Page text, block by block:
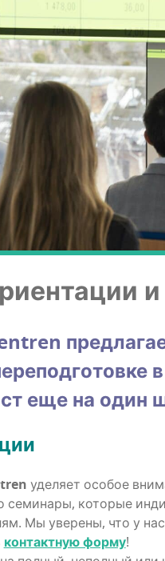
и
еще на один
уде­ля­ет осо­бое
кото­рые
Мы уве­ре­ны, что у
кон­такт­ную фор­му!